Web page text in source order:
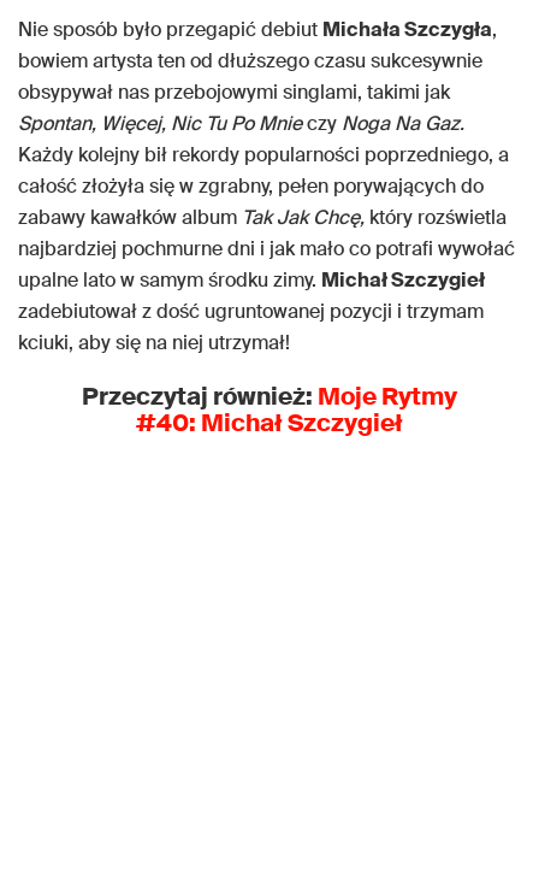
Nie sposób było przegapić debiut Michała Szczygła,
bowiem artysta ten od dłuższego czasu sukcesywnie
obsypywał nas przebojowymi singlami, takimi jak
Spontan, Więcej, Nic Tu Po Mnieczy Noga Na Gaz.
Każdy kolejny bił rekordy popularności poprzedniego, a
całość złożyła się w zgrabny, pełen porywających do
zabawy kawałków album Tak Jak Chcę, który rozświetla
najbardziej pochmurne dni i jak mało co potrafi wywołać
upalne lato w samym środku zimy. Michał Szczygieł
zadebiutował z dość ugruntowanej pozycji i trzymam
kciuki, aby się na niej utrzymał!
Przeczytaj również: Moje Rytmy
#40: Michał Szczygieł